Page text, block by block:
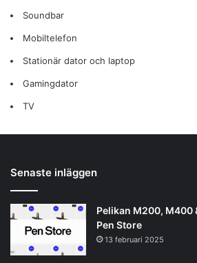
Soundbar
Mobiltelefon
Stationär dator och laptop
Gamingdator
TV
Senaste inläggen
Pelikan M200, M400
Pen Store
13 februari 2025